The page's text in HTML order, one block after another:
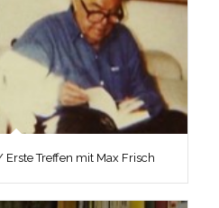
Treffen mit Max Frisch